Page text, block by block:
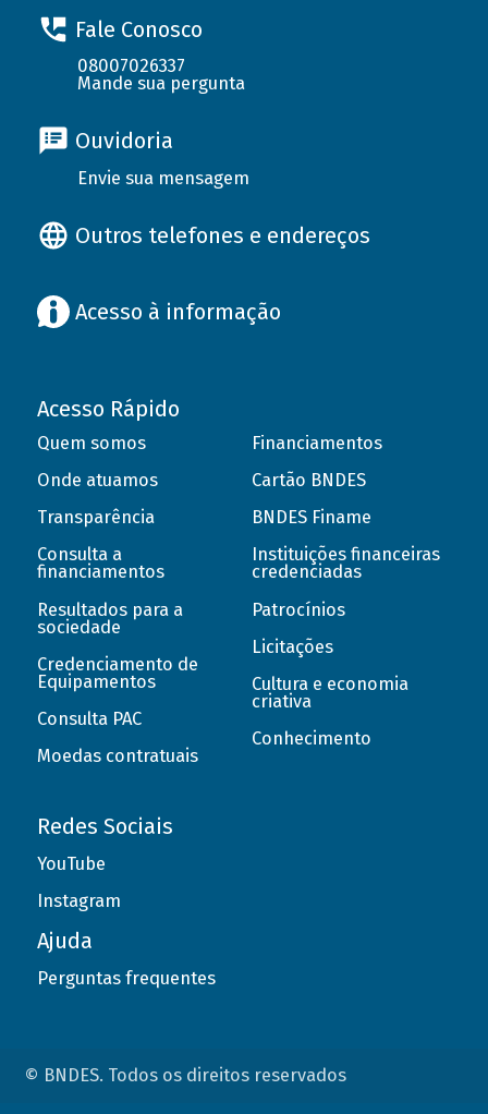
Fale Conosco
08007026337
Mande sua pergunta
Ouvidoria
Envie sua mensagem
Outros telefones e endereços
Acesso à informação
Acesso Rápido
Quem somos
Onde atuamos
Transparência
Consulta a
financiamentos
Resultados para a
sociedade
Credenciamento de
Equipamentos
Consulta PAC
Moedas contratuais
Financiamentos
Cartão BNDES
BNDES Finame
Instituições financeiras
credenciadas
Patrocínios
Licitações
Cultura e economia
criativa
Conhecimento
Redes Sociais
YouTube
Instagram
Ajuda
Perguntas frequentes
© BNDES. Todos os direitos reservados